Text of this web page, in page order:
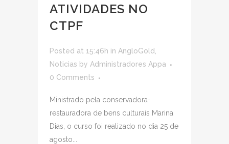
ATIVIDADES NO
CTPF
Posted at 15:46h in AngloGold
Noticias by Administradores Appa
0 Comments
Ministrado pela conservadora-
restauradora de bens culturais Marina
Dias, o curso foi realizado no dia 25 de
agosto...